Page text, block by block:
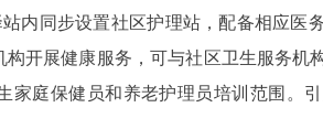
同步设置社区护理站，配备相应医务
开展健康服务，可与社区卫生服务机
家庭保健员和养老护理员培训范围。